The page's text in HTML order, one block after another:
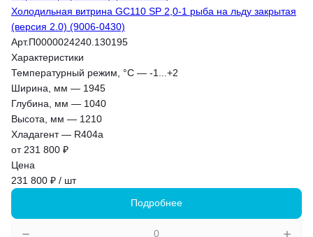
Холодильная витрина GC110 SP 2,0-1 рыба на льду закрытая
(версия 2.0) (9006-0430)
Арт.П0000024240.130195
Характеристики
Температурный режим, °С — -1...+2
Ширина, мм — 1945
Глубина, мм — 1040
Высота, мм — 1210
Хладагент— R404a
от 231 800 ₽
Цена
231 800 ₽ / шт
Подробнее